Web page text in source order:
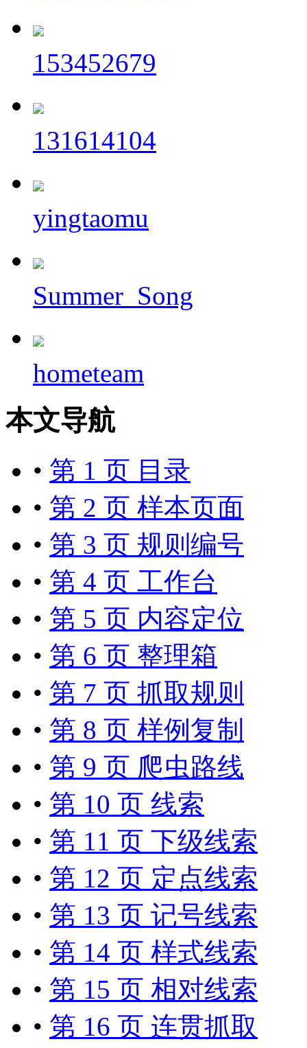
153452679
131614104
yingtaomu
Summer_Song
hometeam
本文导航
• 第 1 页 目录
• 第 2 页 样本页面
• 第 3 页 规则编号
• 第 4 页 工作台
• 第 5 页 内容定位
• 第 6 页 整理箱
• 第 7 页 抓取规则
• 第 8 页 样例复制
• 第 9 页 爬虫路线
• 第 10 页 线索
• 第 11 页 下级线索
• 第 12 页 定点线索
• 第 13 页 记号线索
• 第 14 页 样式线索
• 第 15 页 相对线索
• 第 16 页 连贯抓取